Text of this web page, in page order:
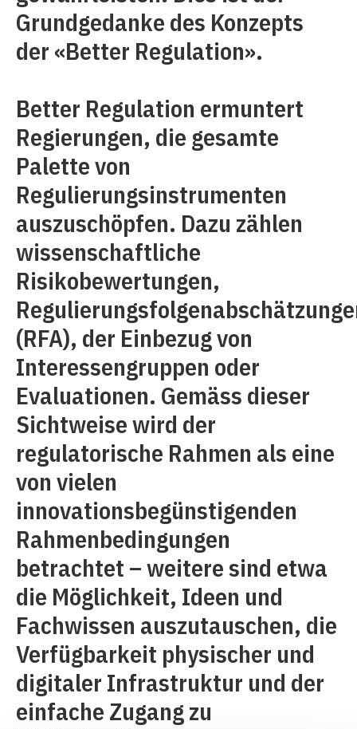
Grundgedanke des Konzepts
der «Better Regulation».
Better Regulation ermuntert
Regierungen, die gesamte
Palette von
Regulierungsinstrumenten
auszuschöpfen. Dazu zählen
wissenschaftliche
Risikobewertungen,
(RFA), der Einbezug von
Interessengruppen oder
Evaluationen. Gemäss dieser
Sichtweise wird der
regulatorische Rahmen als eine
von vielen
innovationsbegünstigenden
Rahmenbedingungen
betrachtet – weitere sind etwa
die Möglichkeit, Ideen und
Fachwissen auszutauschen, die
Verfügbarkeit physischer und
digitaler Infrastruktur und der
einfache Zugang zu